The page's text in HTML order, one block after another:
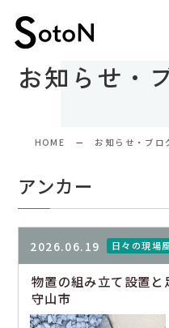
お知らせ・
HOME お知らせ・ブロ
アンカー
2026.06.19 日々の現場
物置の組み立て設置と
守山市